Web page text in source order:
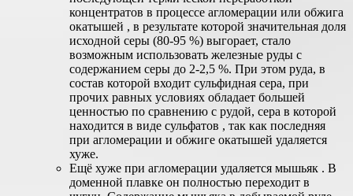
концентратов в процессе агломерации или обжига
окатышей , в результате которой значительная доля
исходной серы (80-95 %) выгорает, стало
возможным использовать железные руды с
содержанием серы до 2-2,5 %. При этом руда, в
состав которой входит сульфидная сера, при
прочих равных условиях обладает большей
ценностью по сравнению с рудой, сера в которой
находится в виде сульфатов , так как последняя
при агломерации и обжиге окатышей удаляется
хуже.
Ещё хуже при агломерации удаляется мышьяк . В
доменной плавке он полностью переходит в